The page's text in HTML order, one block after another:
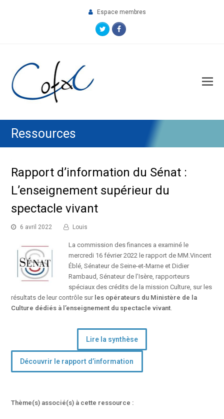
Espace membres
TwitterFacebook
Ressources
Rapport d’information du Sénat :
L’enseignement supérieur du
spectacle vivant
6 avril 2022 Louis
La commission des finances a examiné́ le
mercredi 16 février 2022 le rapport de MM.Vincent
Éblé, Sénateur de Seine-et-Marne et Didier
Rambaud, Sénateur de l’Isère, rapporteurs
spéciaux des crédits de la mission Culture, sur les
résultats de leur contrôle sur les opérateurs du Ministère de la
Culture dédiés à l’enseignement du spectacle vivant.
Lire la synthèse
Découvrir le rapport d’information
Thème(s) associé(s) à cette ressource :